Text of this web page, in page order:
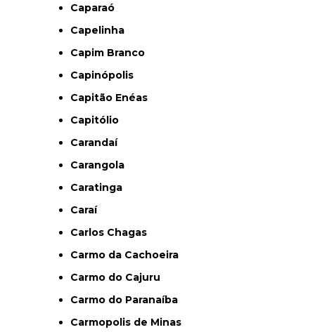
Caparaó
Capelinha
Capim Branco
Capinópolis
Capitão Enéas
Capitólio
Carandaí
Carangola
Caratinga
Caraí
Carlos Chagas
Carmo da Cachoeira
Carmo do Cajuru
Carmo do Paranaíba
Carmopolis de Minas